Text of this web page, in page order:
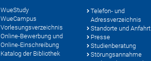
WueStudy
WueCampus
Vorlesungsverzeichnis
Online-Bewerbung und
Online-Einschreibung
Katalog der Bibliothek
Telefon- und
Adressverzeichnis
Standorte und Anfahrt
Presse
Studienberatung
Störungsannahme